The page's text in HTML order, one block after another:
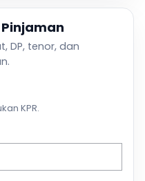
DP, tenor, dan
KPR.